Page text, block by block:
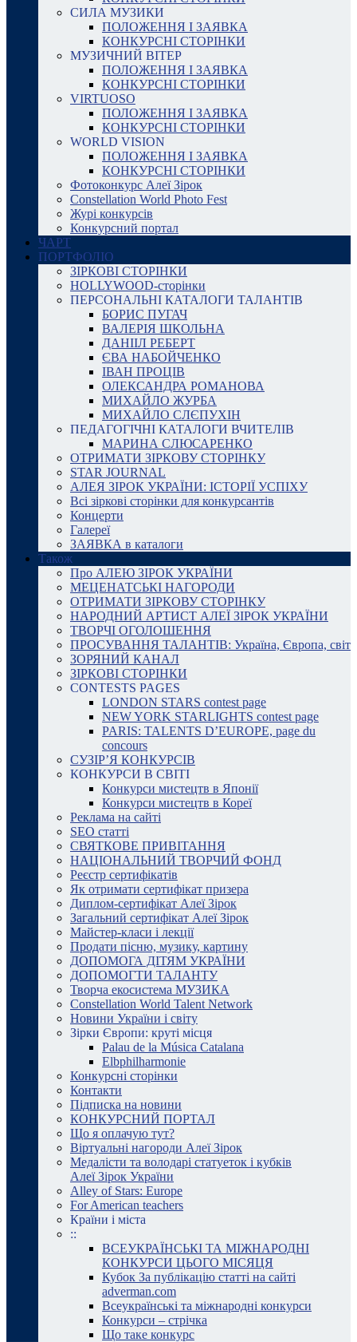
СИЛА МУЗИКИ
ПОЛОЖЕННЯ І ЗАЯВКА
КОНКУРСНІ СТОРІНКИ
МУЗИЧНИЙ ВІТЕР
ПОЛОЖЕННЯ І ЗАЯВКА
КОНКУРСНІ СТОРІНКИ
VIRTUOSO
ПОЛОЖЕННЯ І ЗАЯВКА
КОНКУРСНІ СТОРІНКИ
WORLD VISION
ПОЛОЖЕННЯ І ЗАЯВКА
КОНКУРСНІ СТОРІНКИ
Фотоконкурс Алеї Зірок
Constellation World Photo Fest
Журі конкурсів
Конкурсний портал
ЧАРТ
ПОРТФОЛІО
ЗІРКОВІ СТОРІНКИ
HOLLYWOOD-сторінки
ПЕРСОНАЛЬНІ КАТАЛОГИ ТАЛАНТІВ
БОРИС ПУГАЧ
ВАЛЕРІЯ ШКОЛЬНА
ДАНІІЛ РЕБЕРТ
ЄВА НАБОЙЧЕНКО
ІВАН ПРОЦІВ
ОЛЕКСАНДРА РОМАНОВА
МИХАЙЛО ЖУРБА
МИХАЙЛО СЛЄПУХІН
ПЕДАГОГІЧНІ КАТАЛОГИ ВЧИТЕЛІВ
МАРИНА СЛЮСАРЕНКО
ОТРИМАТИ ЗІРКОВУ СТОРІНКУ
STAR JOURNAL
АЛЕЯ ЗІРОК УКРАЇНИ: ІСТОРІЇ УСПІХУ
Всі зіркові сторінки для конкурсантів
Концерти
Галереї
ЗАЯВКА в каталоги
Також
Про АЛЕЮ ЗІРОК УКРАЇНИ
МЕЦЕНАТСЬКІ НАГОРОДИ
ОТРИМАТИ ЗІРКОВУ СТОРІНКУ
НАРОДНИЙ АРТИСТ АЛЕЇ ЗІРОК УКРАЇНИ
ТВОРЧІ ОГОЛОШЕННЯ
ПРОСУВАННЯ ТАЛАНТІВ: Україна, Європа, світ
ЗОРЯНИЙ КАНАЛ
ЗІРКОВІ СТОРІНКИ
CONTESTS PAGES
LONDON STARS contest page
NEW YORK STARLIGHTS contest page
PARIS: TALENTS D’EUROPE, page du
concours
СУЗІР’Я КОНКУРСІВ
КОНКУРСИ В СВІТІ
Конкурси мистецтв в Японії
Конкурси мистецтв в Кореї
Реклама на сайті
SEO статті
СВЯТКОВЕ ПРИВІТАННЯ
НАЦІОНАЛЬНИЙ ТВОРЧИЙ ФОНД
Реєстр сертифікатів
Як отримати сертифікат призера
Диплом-сертифікат Алеї Зірок
Загальний сертифікат Алеї Зірок
Майстер-класи і лекції
Продати пісню, музику, картину
ДОПОМОГА ДІТЯМ УКРАЇНИ
ДОПОМОГТИ ТАЛАНТУ
Творча екосистема МУЗИКА
Constellation World Talent Network
Новини України і світу
Зірки Європи: круті місця
Palau de la Música Catalana
Elbphilharmonie
Конкурсні сторінки
Контакти
Підписка на новини
КОНКУРСНИЙ ПОРТАЛ
Що я оплачую тут?
Віртуальні нагороди Алеї Зірок
Медалісти та володарі статуеток і кубків
Алеї Зірок України
Alley of Stars: Europe
For American teachers
Країни і міста
::
ВСЕУКРАЇНСЬКІ ТА МІЖНАРОДНІ
КОНКУРСИ ЦЬОГО МІСЯЦЯ
Кубок За публікацію статті на сайті
adverman.com
Всеукраїнські та міжнародні конкурси
Конкурси – стрічка
Що таке конкурс